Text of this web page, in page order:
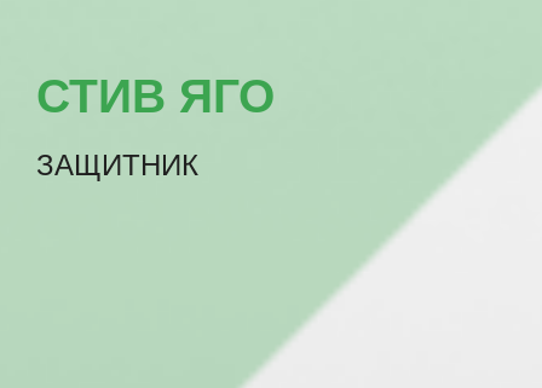
СТИВ ЯГО
ЗАЩИТНИК